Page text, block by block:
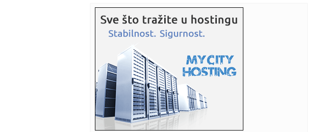
14:52: Nafta vredna bilion dolara pokrenula novu dramu na
Grenlandu: Vla...
14:52:
14:51:Tuga u porodici Mesi: Preminuo otac slavnog
argentinskog fudbaler...
14:50:Otvorena izložba “Iluzije treba čuvati na sobnoj
temperaturi...
14:49:Dubai u centru kripto-afere od četiri milijarde dolara: SAD